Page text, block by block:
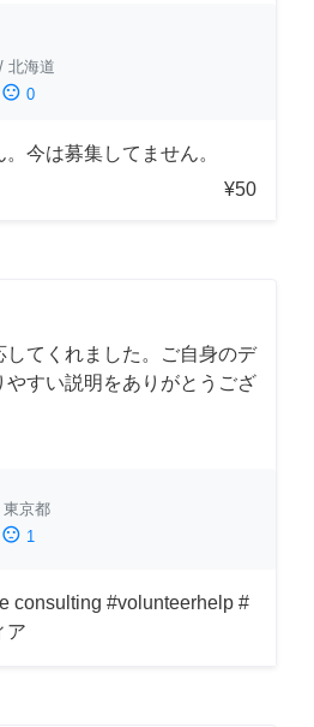
/ 北海道
sentiment_dissatisfied 0
今は募集してません。
¥50
してくれました。ご自身のデ
やすい説明をありがとうござ
東京都
sentiment_dissatisfied 1
consulting #volunteerhelp #
ア